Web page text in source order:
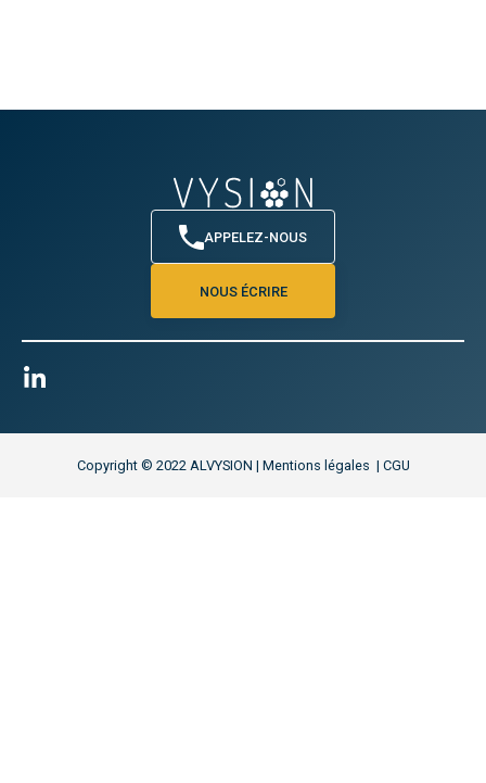
APPELEZ-NOUS
NOUS ÉCRIRE
Copyright © 2022 ALVYSION | Mentions légales | CGU